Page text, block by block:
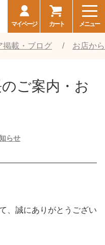
マイページ カート メニュー
掲載・ブログ お店か
ご案内・お
らせ
、誠にありがとうござい